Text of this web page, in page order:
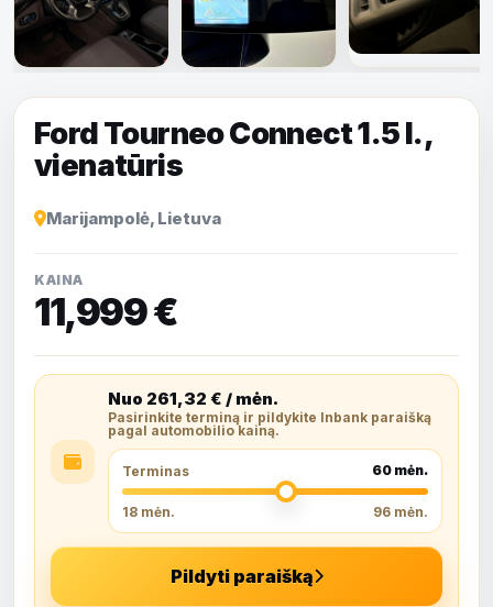
nuotraukas
Ford Tourneo Connect 1.5 l.,
vienatūris
Marijampolė, Lietuva
KAINA
11,999 €
Nuo 261,32 € / mėn.
Pasirinkite terminą ir pildykite Inbank paraišką
pagal automobilio kainą.
Terminas 60 mėn.
18 mėn. 96 mėn.
Pildyti paraišką